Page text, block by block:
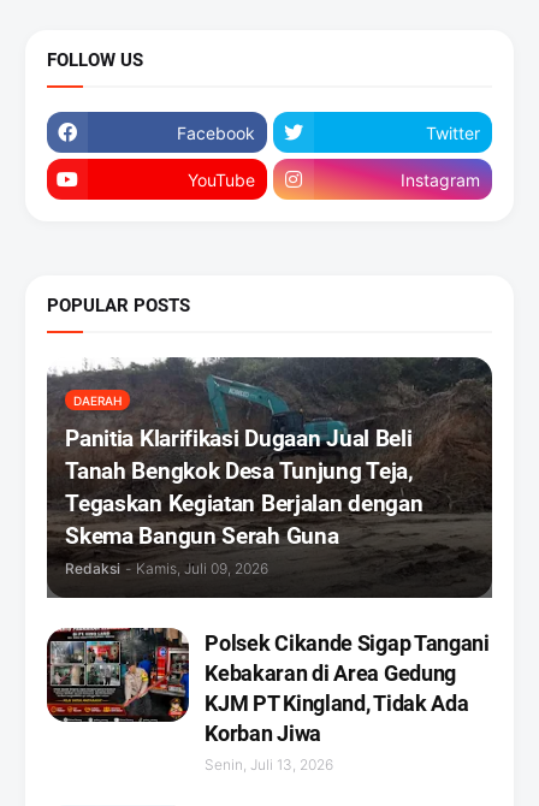
FOLLOW US
Facebook Twitter
YouTube Instagram
POPULAR POSTS
DAERAH
Panitia Klarifikasi Dugaan Jual Beli
Tanah Bengkok Desa Tunjung Teja,
Tegaskan Kegiatan Berjalan dengan
Skema Bangun Serah Guna
Redaksi - Kamis, Juli 09, 2026
Polsek Cikande Sigap Tangani
Kebakaran di Area Gedung
KJM PT Kingland, Tidak Ada
Korban Jiwa
Senin, Juli 13, 2026